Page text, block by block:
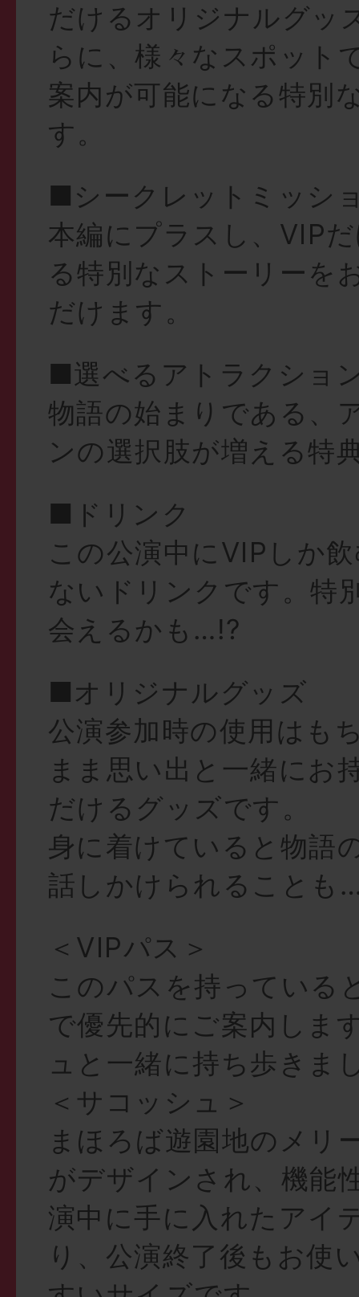
だけるオリジナルグッ
らに、様々なスポット
案内が可能になる特別
す。
■シークレットミッシ
本編にプラスし、VIP
る特別なストーリーを
だけます。
■選べるアトラクショ
物語の始まりである、
ンの選択肢が増える特
■ドリンク
この公演中にVIPしか
ないドリンクです。特
会えるかも…!?
■オリジナルグッズ
公演参加時の使用はも
まま思い出と一緒にお
だけるグッズです。
身に着けていると物語
話しかけられることも
＜VIPパス＞
このパスを持っている
で優先的にご案内しま
ュと一緒に持ち歩きま
＜サコッシュ＞
まほろば遊園地のメリ
がデザインされ、機能
演中に手に入れたアイ
り、公演終了後もお使